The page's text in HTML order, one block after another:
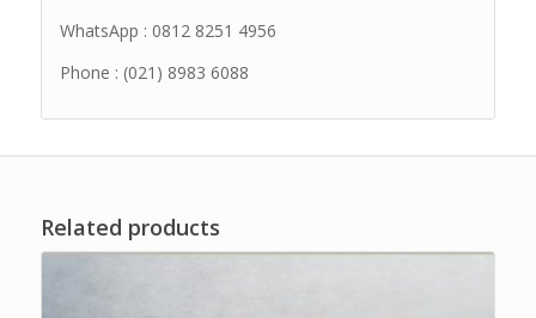
WhatsApp : 0812 8251 4956
Phone : (021) 8983 6088
Related products